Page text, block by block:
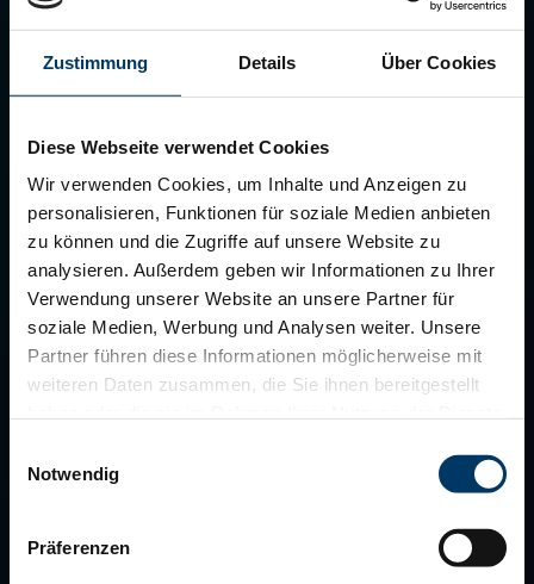
Zustimmung Details Über Cookies
Diese Webseite verwendet Cookies
Wir verwenden Cookies, um Inhalte und Anzeigen zu
personalisieren, Funktionen für soziale Medien anbieten
zu können und die Zugriffe auf unsere Website zu
analysieren. Außerdem geben wir Informationen zu Ihrer
Verwendung unserer Website an unsere Partner für
soziale Medien, Werbung und Analysen weiter. Unsere
Partner führen diese Informationen möglicherweise mit
weiteren Daten zusammen, die Sie ihnen bereitgestellt
Notwendig
Präferenzen
Wir kümmern uns um Ihr Anliegen.